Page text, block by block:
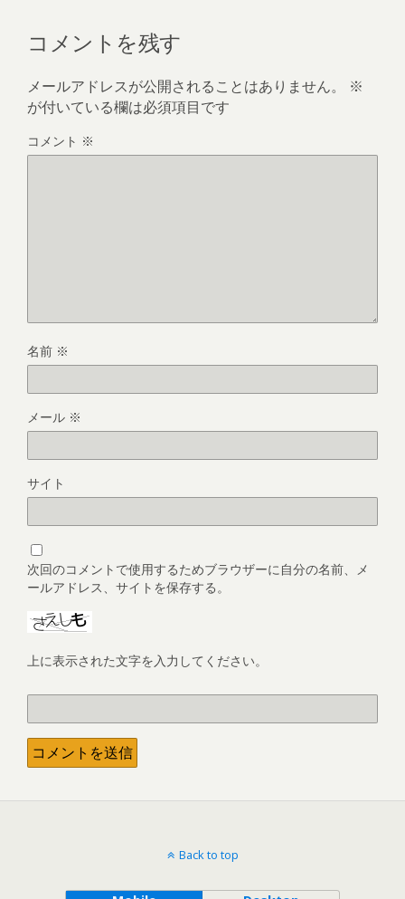
コメントを残す
メールアドレスが公開されることはありません。
※
が付いている欄は必須項目です
コメント ※
名前 ※
メール ※
サイト
次回のコメントで使用するためブラウザーに自分の名前、メ
ールアドレス、サイトを保存する。
上に表示された文字を入力してください。
Back to top